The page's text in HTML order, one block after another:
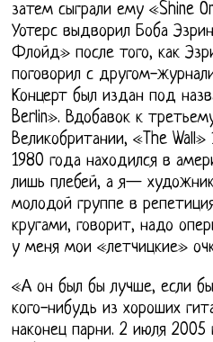
затем сыграли ему «Shine
Уотерс выдворил Боба
Флойд» после того, как
поговорил с другом-
Концерт был издан под
Berlin». Вдобавок к
Великобритании, «The
1980 года находился в
лишь плебей, а я—
молодой группе в
кругами, говорит, надо
у меня мои «летчицкие»
«А он был бы лучше, если
кого-нибудь из хороших
наконец парни. 2 июля 2005